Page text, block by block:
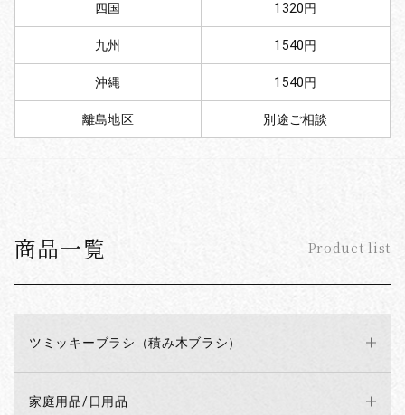
商品一覧 Product list
ツミッキーブラシ（積み木ブラシ）
家庭用品/日用品
四国 1320円
九州 1540円
沖縄 1540円
離島地区 別途ご相談